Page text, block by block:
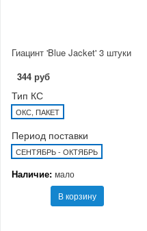
Гиацинт 'Blue Jacket' 3 штуки
344 руб
Тип КС
ОКС, ПАКЕТ
Период поставки
СЕНТЯБРЬ - ОКТЯБРЬ
Наличие: мало
В корзину